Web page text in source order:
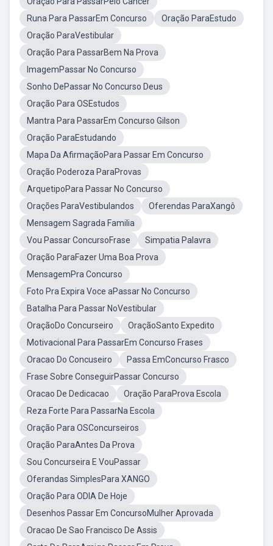
Runa Para PassarEm Concurso
Oração ParaEstudo
Oração ParaVestibular
Oração Para PassarBem Na Prova
ImagemPassar No Concurso
Sonho DePassar No Concurso Deus
Oração Para OSEstudos
Mantra Para PassarEm Concurso Gilson
Oração ParaEstudando
Mapa Da AfirmaçãoPara Passar Em Concurso
Oração Poderoza ParaProvas
ArquetipoPara Passar No Concurso
Orações ParaVestibulandos
Oferendas ParaXangô
Mensagem Sagrada Familia
Vou Passar ConcursoFrase
Simpatia Palavra
Oração ParaFazer Uma Boa Prova
MensagemPra Concurso
Foto Pra Expira Voce aPassar No Concurso
Batalha Para Passar NoVestibular
OraçãoDo Concurseiro
OraçãoSanto Expedito
Motivacional Para PassarEm Concurso Frases
Oracao Do Concuseiro
Passa EmConcurso Frasco
Frase Sobre ConseguirPassar Concurso
Oracao De Dedicacao
Oração ParaProva Escola
Reza Forte Para PassarNa Escola
Oração Para OSConcurseiros
Oração ParaAntes Da Prova
Sou Concurseira E VouPassar
Oferandas SimplesPara XANGO
Oração Para ODIA De Hoje
Desenhos Passar Em ConcursoMulher Aprovada
Oracao De Sao Francisco De Assis